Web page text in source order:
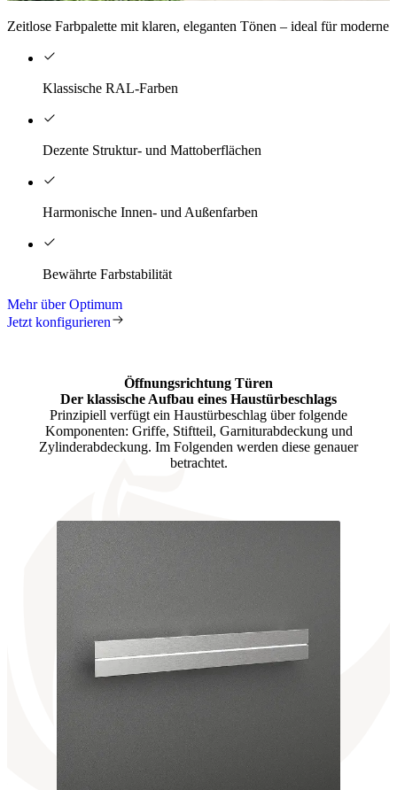
Zeitlose Farbpalette mit klaren, eleganten Tönen – ideal für
Klassische RAL-Farben
Dezente Struktur- und Mattoberflächen
Harmonische Innen- und Außenfarben
Bewährte Farbstabilität
Mehr über Optimum
Jetzt konfigurieren
Öffnungsrichtung Türen
Der klassische Aufbau eines Haustürbeschlags
Prinzipiell verfügt ein Haustürbeschlag über folgende
Komponenten: Griffe, Stiftteil, Garniturabdeckung und
Zylinderabdeckung. Im Folgenden werden diese genauer
betrachtet.